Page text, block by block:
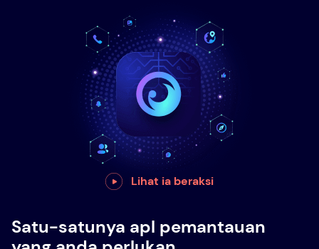
Lihat ia beraksi
Satu-satunya apl pemantauan